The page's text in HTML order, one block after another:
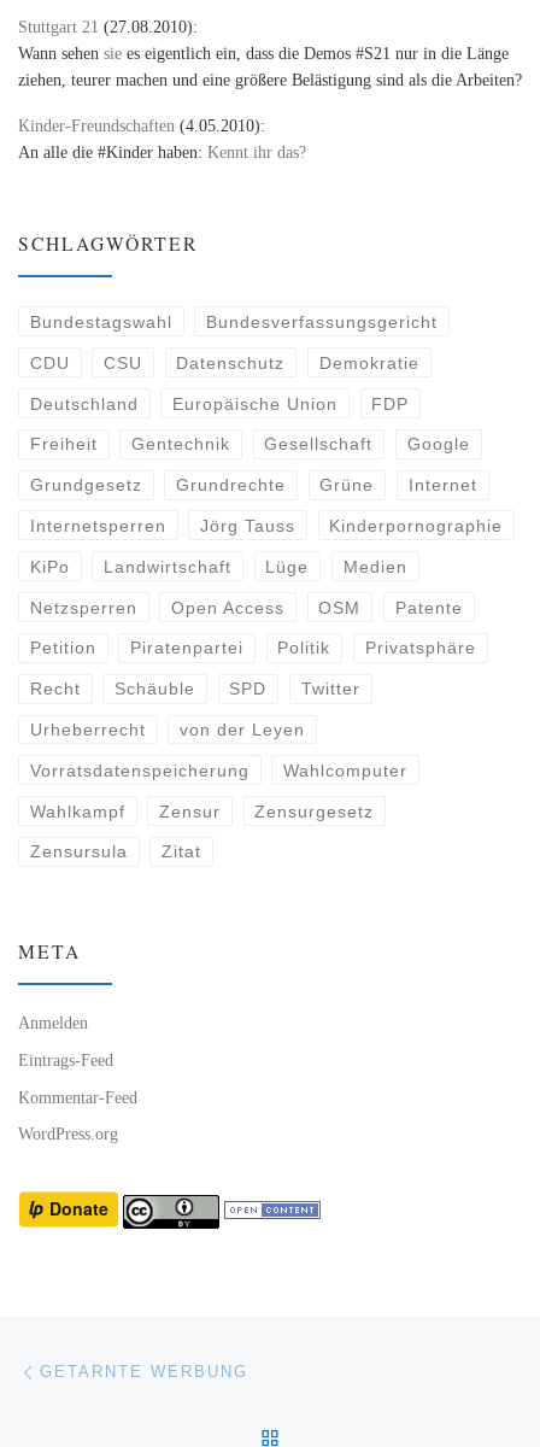
Stuttgart 21 (27.08.2010):
Wann sehen sie es eigentlich ein, dass die Demos #S21 nur in die Länge
ziehen, teurer machen und eine größere Belästigung sind als die Arbeiten?
Kinder-Freundschaften (4.05.2010):
An alle die #Kinder haben: Kennt ihr das?
SCHLAGWÖRTER
Bundestagswahl Bundesverfassungsgericht
CDU CSU Datenschutz Demokratie
Deutschland Europäische Union FDP
Freiheit Gentechnik Gesellschaft Google
Grundgesetz Grundrechte Grüne Internet
Internetsperren Jörg Tauss Kinderpornographie
KiPo Landwirtschaft Lüge Medien
Netzsperren Open Access OSM Patente
Petition Piratenpartei Politik Privatsphäre
Recht Schäuble SPD Twitter
Urheberrecht von der Leyen
Vorratsdatenspeicherung Wahlcomputer
Wahlkampf Zensur Zensurgesetz
Zensursula Zitat
META
Anmelden
Eintrags-Feed
Kommentar-Feed
WordPress.org
Beitragsnavigation
GETARNTE WERBUNG